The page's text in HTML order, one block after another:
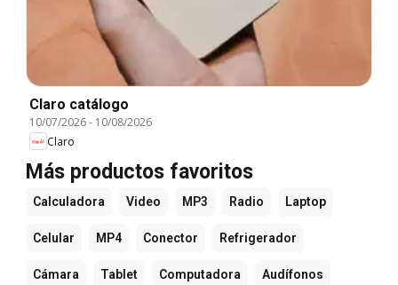
Claro catálogo
10/07/2026- 10/08/2026
Claro
Más productos favoritos
Calculadora Video MP3 Radio Laptop
Celular MP4 Conector Refrigerador
Cámara Tablet Computadora Audífonos